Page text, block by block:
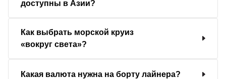
доступны в Азии?
Как выбрать морской круиз
«вокруг света»?
Какая валюта нужна на борту лайнера?